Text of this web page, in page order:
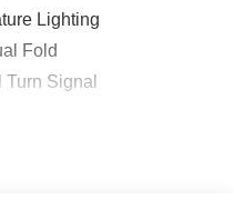
Lighting
Fold
Signal